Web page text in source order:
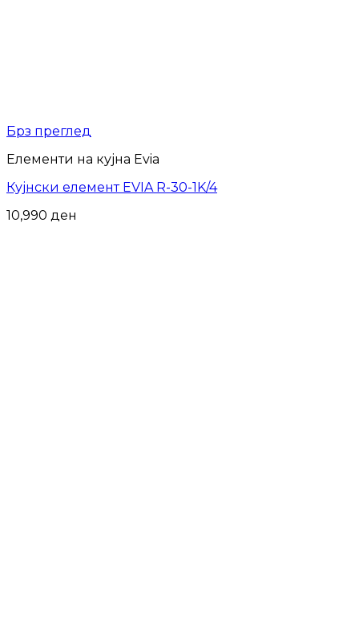
Брз преглед
Елементи на кујна Evia
Кујнски елемент EVIA R-30-1K/4
10,990 ден